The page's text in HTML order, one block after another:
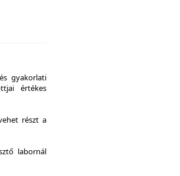
gyakorlati
értékes
részt a
labornál